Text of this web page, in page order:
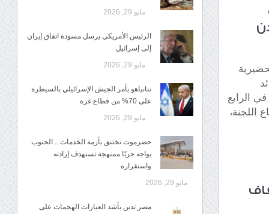
الرابع
اللجنة،
مايو 29, 2026
الرئيس الأمريكي يرسل مسودة اتفاق إيران
إلى إسرائيل
مايو 29, 2026
نتانياهو يأمر الجيش الإسرائيلي بالسيطرة
على 70% من قطاع غزة
مايو 29, 2026
حضرموت تختنق بأزمة الخدمات .. الجنوب
يواجه حربًا ممنهجة تستهدف إرادته
واستقراره
مايو 29, 2026
مصر تدين بأشد العبارات الهجمات على